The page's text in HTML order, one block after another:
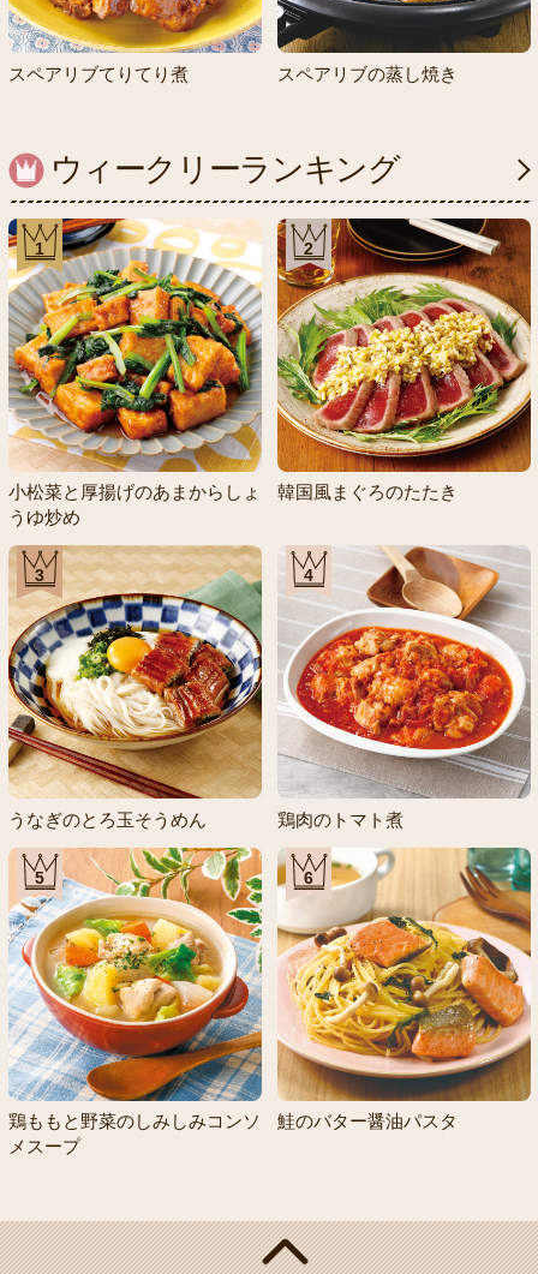
スペアリブてりてり煮 スペアリブの蒸し焼き
ウィークリーランキング
1
小松菜と厚揚げのあまからしょ
うゆ炒め
2
韓国風まぐろのたたき
3
うなぎのとろ玉そうめん
4
鶏肉のトマト煮
5
鶏ももと野菜のしみしみコンソ
メスープ
6
鮭のバター醤油パスタ